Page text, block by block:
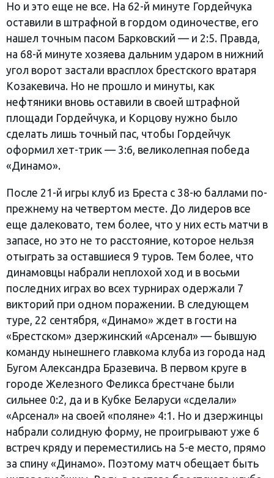
Но и это еще не все. На 62-й минуте Гордейчука
оставили в штрафной в гордом одиночестве, его
нашел точным пасом Барковский — и 2:5. Правда,
на 68-й минуте хозяева дальним ударом в нижний
угол ворот застали врасплох брестского вратаря
Козакевича. Но не прошло и минуты, как
нефтяники вновь оставили в своей штрафной
площади Гордейчука, и Корцову нужно было
сделать лишь точный пас, чтобы Гордейчук
оформил хет-трик — 3:6, великолепная победа
«Динамо».
После 21-й игры клуб из Бреста с 38-ю баллами по-
прежнему на четвертом месте. До лидеров все
еще далековато, тем более, что у них есть матчи в
запасе, но это не то расстояние, которое нельзя
отыграть за оставшиеся 9 туров. Тем более, что
динамовцы набрали неплохой ход и в восьми
последних играх во всех турнирах одержали 7
викторий при одном поражении. В следующем
туре, 22 сентября, «Динамо» ждет в гости на
«Брестском» дзержинский «Арсенал» — бывшую
команду нынешнего главкома клуба из города над
Бугом Александра Бразевича. В первом круге в
городе Железного Феликса брестчане были
сильнее 0:2, да и в Кубке Беларуси «сделали»
«Арсенал» на своей «поляне» 4:1. Но и дзержинцы
набрали солидную форму, не проигрывают уже 6
встреч кряду и переместились на 5-е место, прямо
за спину «Динамо». Поэтому матч обещает быть